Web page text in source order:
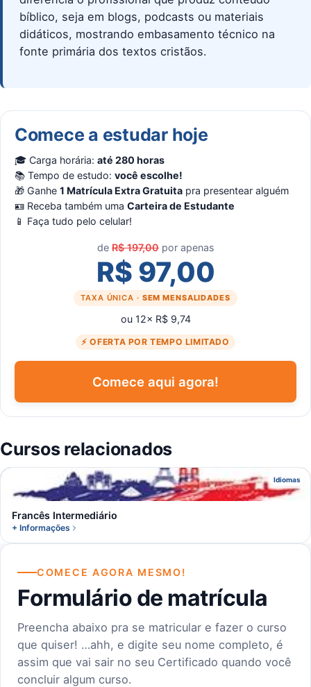
bíblico, seja em blogs, podcasts ou materiais
didáticos, mostrando embasamento técnico na
fonte primária dos textos cristãos.
Comece a estudar hoje
🎓 Carga horária: até 280 horas
📚 Tempo de estudo: você escolhe!
🎁 Ganhe 1 Matrícula Extra Gratuita pra presentear alguém
🪪 Receba também uma Carteira de Estudante
📱 Faça tudo pelo celular!
de R$ 197,00 por apenas
R$ 97,00
TAXA ÚNICA · SEM MENSALIDADES
ou 12× R$ 9,74
⚡ OFERTA POR TEMPO LIMITADO
Comece aqui agora!
Cursos relacionados
Idiomas
F
Francês Intermediário
+ Informações
COMECE AGORA MESMO!
Formulário de matrícula
Preencha abaixo pra se matricular e fazer o curso
que quiser! …ahh, e digite seu nome completo, é
assim que vai sair no seu Certificado quando você
concluir algum curso.